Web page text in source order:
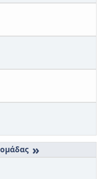
»